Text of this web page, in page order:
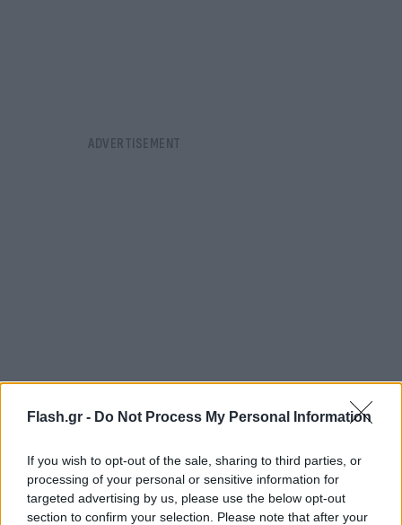
Flash.gr - Do Not Process My Personal Information
If you wish to opt-out of the sale, sharing to third parties, or
processing of your personal or sensitive information for
targeted advertising by us, please use the below opt-out
section to confirm your selection. Please note that after your
Hamas’s terrorist attacks against Israel.
The need for humanitarian assistance in Gaza.
Russia’s ongoing brutal war against Ukraine.